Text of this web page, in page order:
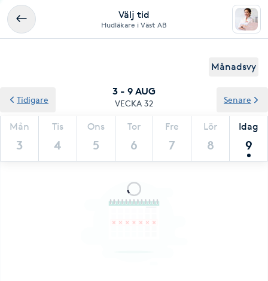
Välj tid
Hudläkare i Väst AB
Månadsvy
3 - 9 AUG
VECKA 32
Mån
3
Tis
4
Ons
5
Tor
6
Fre
7
Lör
8
Idag
9
Tidigare Senare